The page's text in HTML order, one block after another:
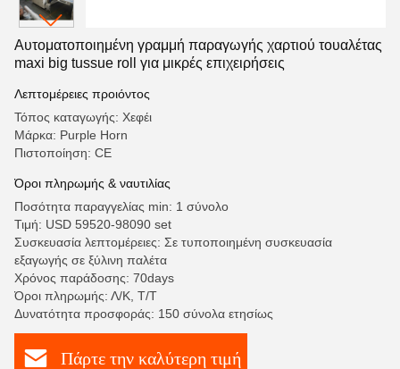
Αυτοματοποιημένη γραμμή παραγωγής χαρτιού τουαλέτας
maxi big tussue roll για μικρές επιχειρήσεις
Λεπτομέρειες προιόντος
Τόπος καταγωγής: Χεφέι
Μάρκα: Purple Horn
Πιστοποίηση: CE
Όροι πληρωμής & ναυτιλίας
Ποσότητα παραγγελίας min: 1 σύνολο
Τιμή: USD 59520-98090 set
Συσκευασία λεπτομέρειες: Σε τυποποιημένη συσκευασία
εξαγωγής σε ξύλινη παλέτα
Χρόνος παράδοσης: 70days
Όροι πληρωμής: Λ/Κ, Τ/Τ
Δυνατότητα προσφοράς: 150 σύνολα ετησίως
Πάρτε την καλύτερη τιμή